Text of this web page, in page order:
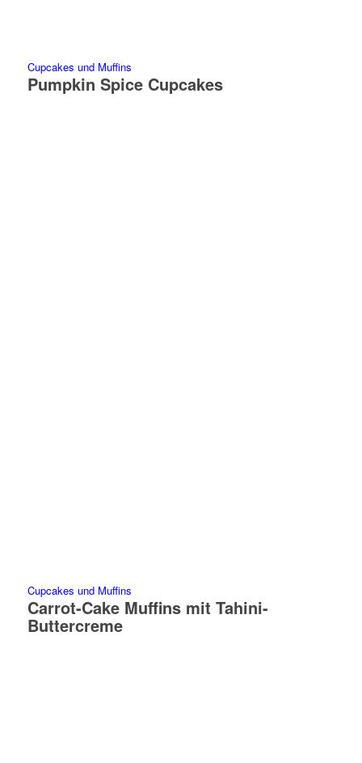
Cupcakes und Muffins
Pumpkin Spice Cupcakes
Cupcakes und Muffins
Carrot-Cake Muffins mit Tahini-
Buttercreme